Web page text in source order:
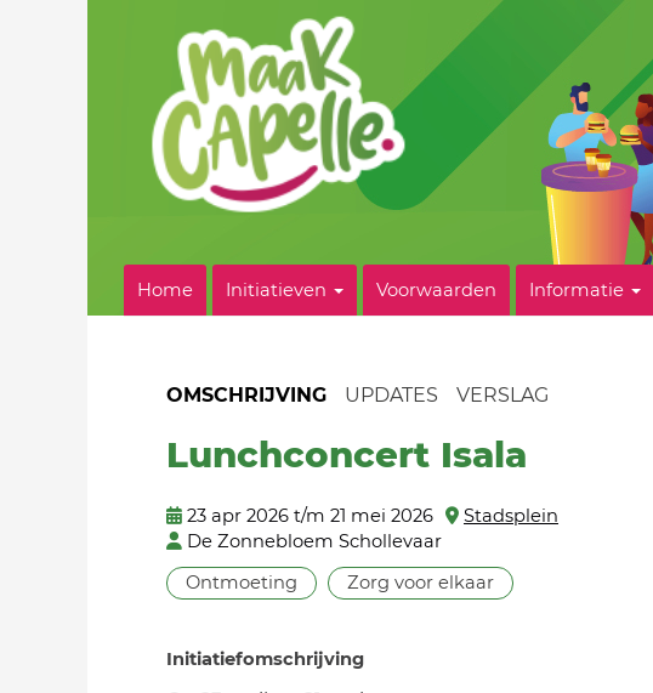
Home Initiatieven Voorwaarden Informatie
OMSCHRIJVING UPDATES VERSLAG
Lunchconcert Isala
23 apr 2026 t/m 21 mei 2026
Stadsplein
De Zonnebloem Schollevaar
Ontmoeting
Zorg voor elkaar
Initiatiefomschrijving